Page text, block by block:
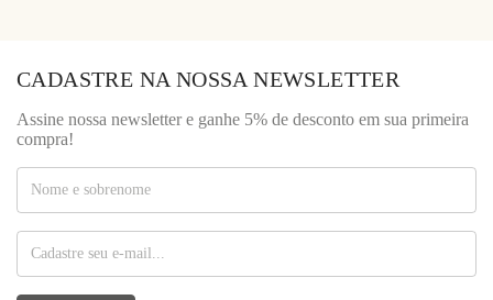
CADASTRE NA NOSSA NEWSLETTER
Assine nossa newsletter e ganhe 5% de desconto em sua primeira
compra!